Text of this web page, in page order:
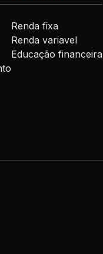
Renda fixa
Renda variavel
Educação financeira